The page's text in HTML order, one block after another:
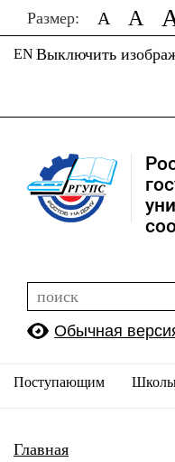
Размер: A A
Выключить
EN
Обычная
Поступающим
Главная